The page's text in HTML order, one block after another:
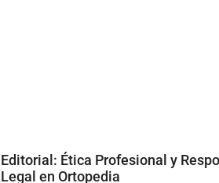
Editorial: Ética Profesional y
Legal en Ortopedia